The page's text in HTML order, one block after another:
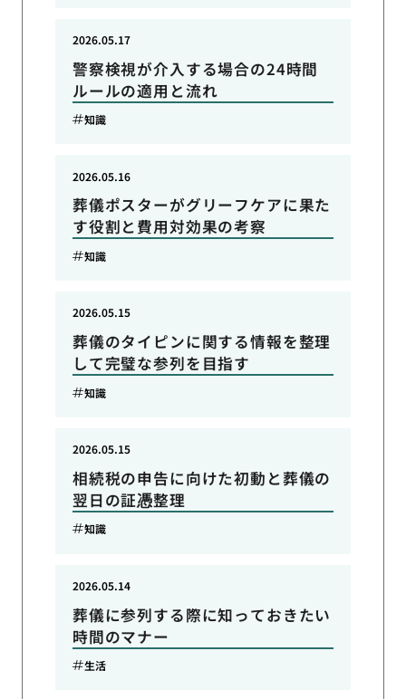
警察検視が介入する場合の24時間
ルールの適用と流れ
2026.05.17
知識
葬儀ポスターがグリーフケアに果た
す役割と費用対効果の考察
2026.05.16
知識
葬儀のタイピンに関する情報を整理
して完璧な参列を目指す
2026.05.15
知識
相続税の申告に向けた初動と葬儀の
翌日の証憑整理
2026.05.15
知識
葬儀に参列する際に知っておきたい
時間のマナー
2026.05.14
生活